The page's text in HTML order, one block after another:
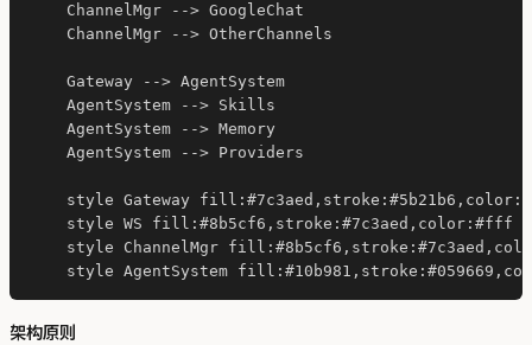
    ChannelMgr --> GoogleChat
    ChannelMgr --> OtherChannels
    Gateway --> AgentSystem
    AgentSystem --> Skills
    AgentSystem --> Memory
    AgentSystem --> Providers
style Gateway
    style WS fill:#8b5cf6,stroke:#7c3aed,color:#fff
style ChannelMgr
架构原则